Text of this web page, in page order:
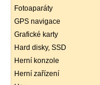
Fotoaparáty
GPS navigace
Grafické karty
Hard disky, SSD
Herní konzole
Herní zařízení